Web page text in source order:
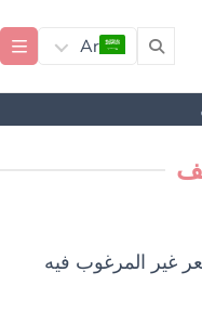
Ar
غير المرغوب فيه